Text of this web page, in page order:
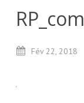
Fév 22, 2018